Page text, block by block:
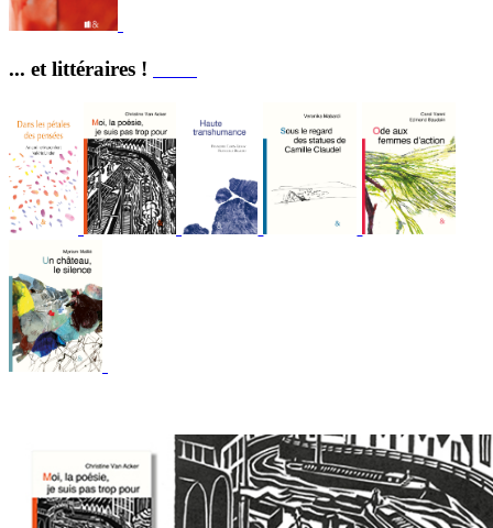
... et littéraires !